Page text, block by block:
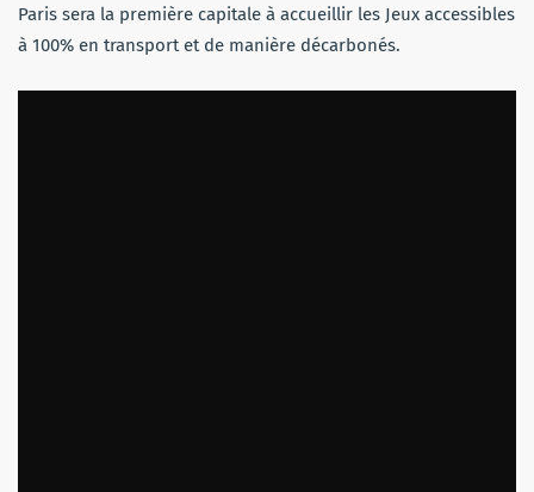
Paris sera la première capitale à accueillir les Jeux accessibles
à 100% en transport et de manière décarbonés.